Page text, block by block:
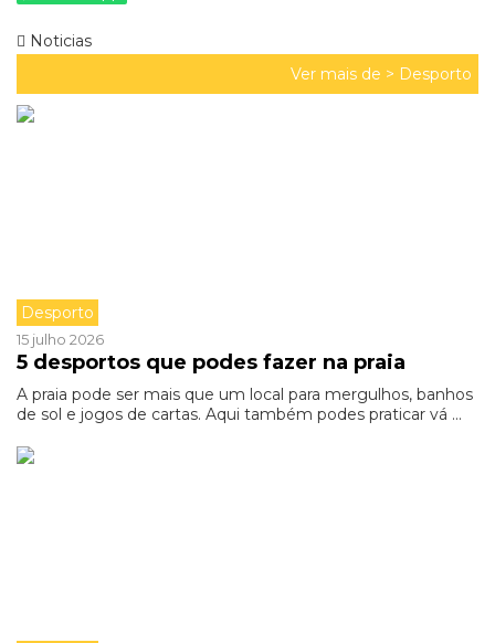
Noticias
Ver mais de > Desporto
Desporto
15 julho 2026
5 desportos que podes fazer na praia
A praia pode ser mais que um local para mergulhos, banhos
de sol e jogos de cartas. Aqui também podes praticar vá ...